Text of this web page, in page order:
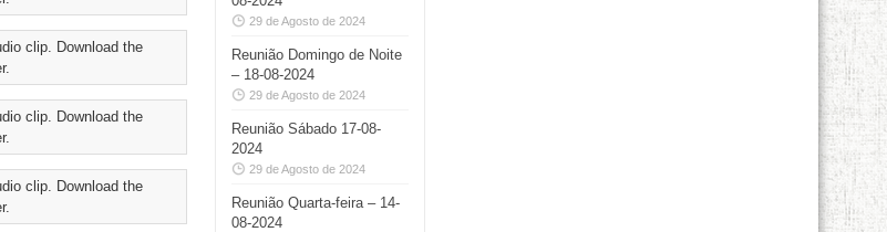
clip. Download the
clip. Download the
clip. Download the
29 de Agosto de 2024
Reunião Domingo de Noite
– 18-08-2024
29 de Agosto de 2024
Reunião Sábado 17-08-
2024
29 de Agosto de 2024
Reunião Quarta-feira – 14-
08-2024